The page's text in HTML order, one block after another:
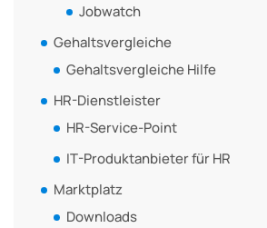
Jobwatch
Gehaltsvergleiche
Gehaltsvergleiche Hilfe
HR-Dienstleister
HR-Service-Point
IT-Produktanbieter für HR
Marktplatz
Downloads